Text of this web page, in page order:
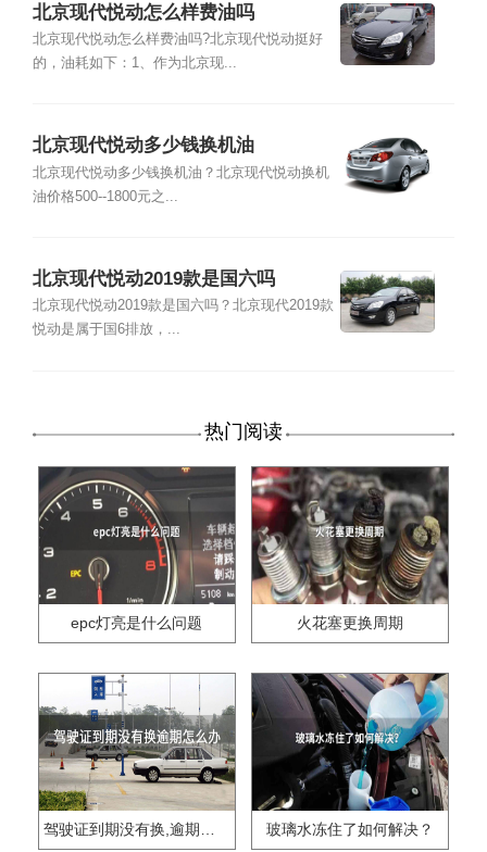
北京现代悦动怎么样费油吗
北京现代悦动怎么样费油吗?北京现代悦动挺好
的，油耗如下：1、作为北京现...
北京现代悦动多少钱换机油
北京现代悦动多少钱换机油？北京现代悦动换机
油价格500--1800元之...
北京现代悦动2019款是国六吗
北京现代悦动2019款是国六吗？北京现代2019款
悦动是属于国6排放，...
热门阅读
epc灯亮是什么问题 火花塞更换周期
玻璃水冻住了如何解决？